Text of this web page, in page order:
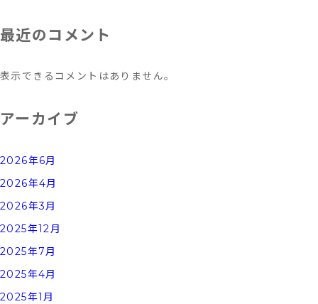
最近のコメント
表示できるコメントはありません。
アーカイブ
2026年6月
2026年4月
2026年3月
2025年12月
2025年7月
2025年4月
2025年1月